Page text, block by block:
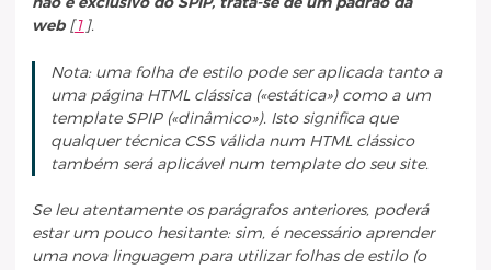
web[1 ].
Nota: uma folha de estilo pode ser aplicada tanto a
uma página HTML clássica («estática») como a um
template SPIP («dinâmico»). Isto significa que
qualquer técnica CSS válida num HTML clássico
também será aplicável num template do seu site.
Se leu atentamente os parágrafos anteriores, poderá
estar um pouco hesitante: sim, é necessário aprender
uma nova linguagem para utilizar folhas de estilo (o